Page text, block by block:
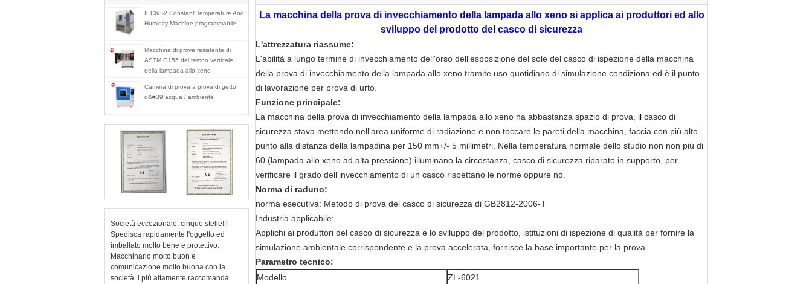
IEC68-2 Constant Temperature And
Humidity Machine programmabile
Macchina di prove resistente di
ASTM G155 del tempo verticale
della lampada allo xeno
Camera di prova a prova di getto
d&#39;acqua / ambiente
Società eccezionale. cinque stelle!!!
Spedisca rapidamente l'oggetto ed
imballato molto bene e protettivo.
Macchinario molto buon e
comunicazione molto buona con la
società. i più altamente raccomanda
La macchina della prova di invecchiamento della lampada allo xeno si applica ai produttori ed allo
sviluppo del prodotto del casco di sicurezza
L'attrezzatura riassume:
L'abilità a lungo termine di invecchiamento dell'orso dell'esposizione del sole del casco di ispezione della macchina
della prova di invecchiamento della lampada allo xeno tramite uso quotidiano di simulazione condiziona ed è il punto
di lavorazione per prova di urto.
Funzione principale:
La macchina della prova di invecchiamento della lampada allo xeno ha abbastanza spazio di prova,
il casco di
sicurezza stava mettendo nell'area uniforme di radiazione e non toccare le pareti della macchina, faccia con più alto
punto alla distanza della lampadina per 150 mm+/- 5 millimetri. Nella temperatura normale dello studio non non più di
60 (lampada allo xeno ad alta pressione) illuminano la circostanza, casco di sicurezza riparato in supporto, per
verificare il grado dell'invecchiamento di un casco rispettano le norme oppure no.
Norma di raduno:
norma esecutiva: Metodo di prova del casco di sicurezza di GB2812-2006-T
Industria applicabile:
Applichi ai produttori del casco di sicurezza e lo sviluppo del prodotto, istituzioni di ispezione di qualità per fornire la
simulazione ambientale corrispondente e la prova accelerata, fornisce la base importante per la prova
Parametro tecnico:
Modello
ZL-6021